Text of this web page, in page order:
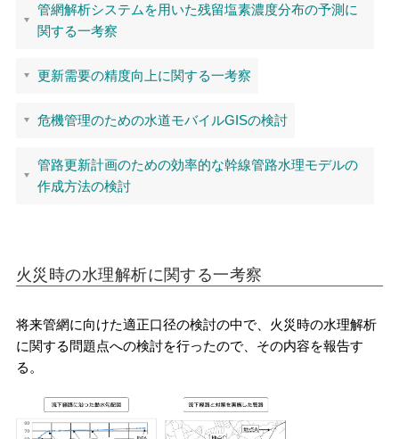
管網解析システムを用いた残留塩素濃度分布の予測に
関する一考察
更新需要の精度向上に関する一考察
危機管理のための水道モバイルGISの検討
管路更新計画のための効率的な幹線管路水理モデルの
作成方法の検討
火災時の水理解析に関する一考察
将来管網に向けた適正口径の検討の中で、火災時の水理解析
に関する問題点への検討を行ったので、その内容を報告す
る。